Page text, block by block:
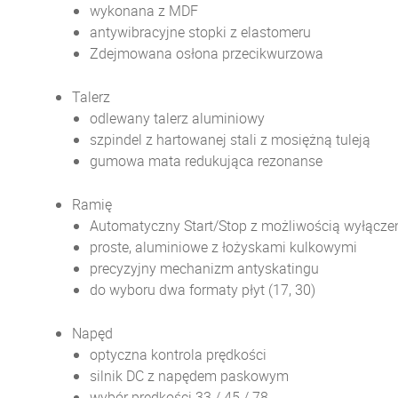
wykonana z MDF
antywibracyjne stopki z elastomeru
Zdejmowana osłona przecikwurzowa
Talerz
odlewany talerz aluminiowy
szpindel z hartowanej stali z mosiężną tuleją
gumowa mata redukująca rezonanse
Ramię
Automatyczny Start/Stop z możliwością
proste, aluminiowe z łożyskami kulkowymi
precyzyjny mechanizm antyskatingu
do wyboru dwa formaty płyt (17, 30)
Napęd
optyczna kontrola prędkości
silnik DC z napędem paskowym